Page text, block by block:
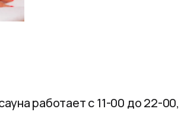
работает с 11-00 до 22-00,